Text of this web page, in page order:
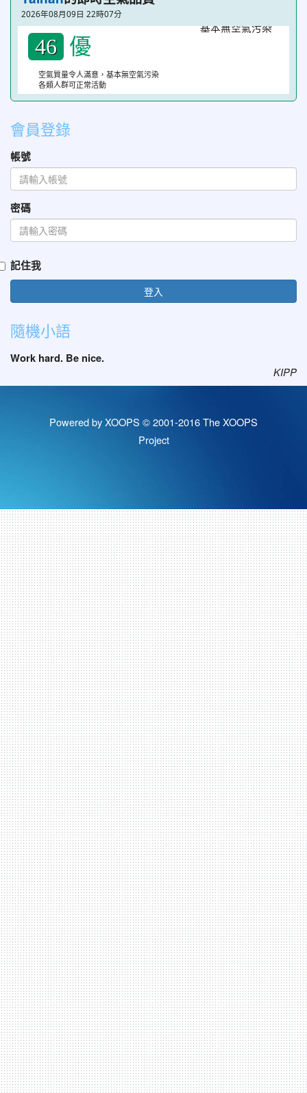
2026年08月09日 22時07分
46 優
空氣質量令人滿意，基本無空氣污染
各類人群可正常活動
會員登錄
帳號
密碼
記住我
登入
隨機小語
Work hard. Be nice.
KIPP
Powered by XOOPS © 2001-2016The XOOPS
Project